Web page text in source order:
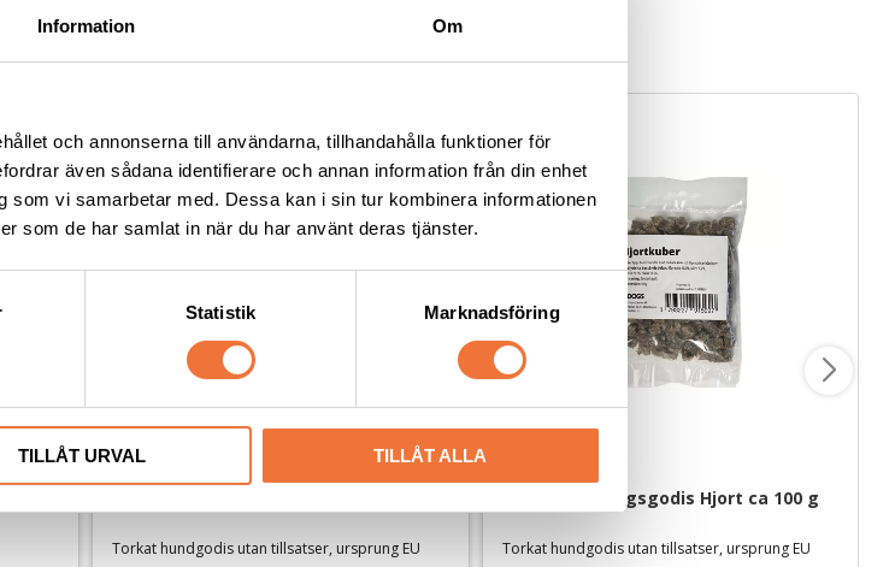
Information Om
och annonserna till användarna, tillhandahålla funktioner för
även sådana identifierare och annan information från din enhet
som vi samarbetar med. Dessa kan i sin tur kombinera informationen
som de har samlat in när du har använt deras tjänster.
Statistik Marknadsföring
TILLÅT URVAL TILLÅT ALLA
köpte även
Torkat hundgodis utan tillsatser, ursprung EU
4Dogs Belöningsgodis Hjort ca 100 g
Torkat hundgodis utan tillsatser, ursprung EU